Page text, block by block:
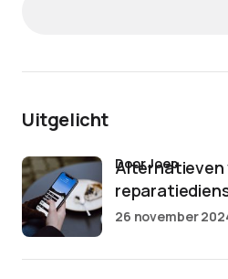
Uitgelicht
Alternatieven
door Joep
26 november